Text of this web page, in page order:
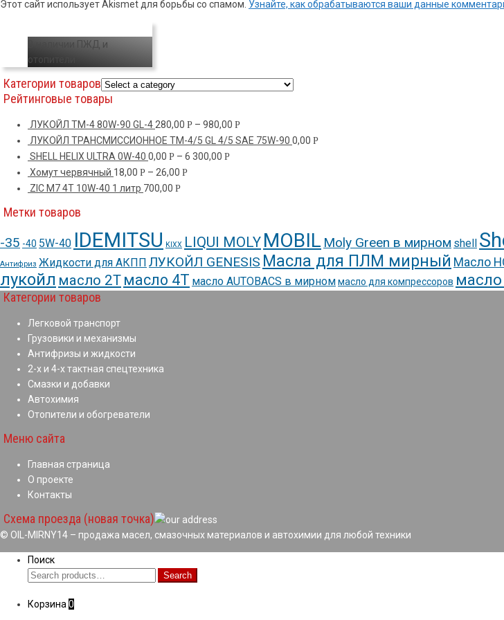
Этот сайт использует Akismet для борьбы со спамом. Узнайте, как обрабатываются ваши данные
В наличии ПЖД и
отопители
Категории товаров
Рейтинговые товары
ЛУКОЙЛ ТМ-4 80W-90 GL-4 280,00 Р – 980,00 Р
ЛУКОЙЛ ТРАНСМИССИОННОЕ TM-4/5 GL 4/5 SAE 75W-90 0,00 Р
SHELL HELIX ULTRA 0W-40 0,00 Р – 6 300,00 Р
Хомут червячный 18,00 Р – 26,00 Р
ZIC M7 4T 10W-40 1 литр 700,00 Р
Метки товаров
-35 -40 5W-40 IDEMITSU KIXX LIQUI MOLY MOBIL Moly Green в мирном shell
Антифриз Жидкости для АКПП ЛУКОЙЛ GENESIS Масла для ПЛМ мирный Масло
лукойл масло 2Т масло 4Т масло AUTOBACS в мирноммасло для компрессоров
Категории товаров
Легковой транспорт
Грузовики и механизмы
Антифризы и жидкости
2-х и 4-х тактная спецтехника
Смазки и добавки
Автохимия
Отопители и обогреватели
Меню сайта
Главная страница
О проекте
Контакты
Схема проезда (новая точка)
© OIL-MIRNY14 – продажа масел, смазочных материалов и автохимии для любой техники
Поиск
Search
Search
Корзина 0